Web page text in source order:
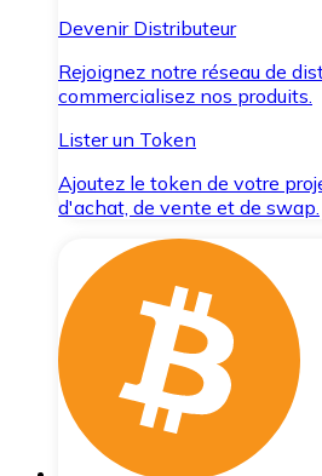
Devenir Distributeur
Rejoignez notre réseau de
commercialisez nos produits.
Lister un Token
Ajoutez le token de votre
d'achat, de vente et de swap.